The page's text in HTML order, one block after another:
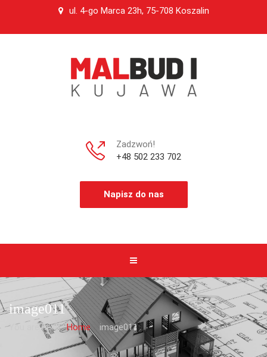
ul. 4-go Marca 23h, 75-708 Koszalin
Zadzwoń!
+48 502 233 702
Napisz do nas
image011
You are here: Home image011